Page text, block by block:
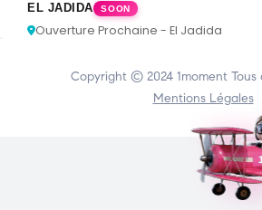
EL JADIDA SOON
Ouverture Prochaine - El Jadida
Copyright © 2024 1moment Tous
Mentions Légales